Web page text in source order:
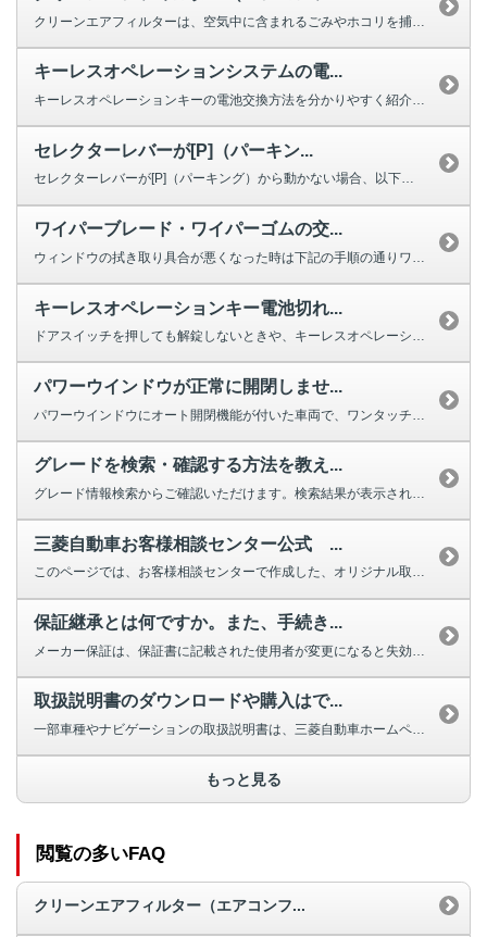
キーレスオペレーションシステムの電...
キーレスオペレーションキーの電池交換方法を分かりやすく紹介する動画をご用意...
セレクターレバーが[P]（パーキン...
セレクターレバーが[P]（パーキング）から動かない場合、以下を確認してくだ...
ワイパーブレード・ワイパーゴムの交...
ウィンドウの拭き取り具合が悪くなった時は下記の手順の通りワイパーの交換をし...
キーレスオペレーションキー電池切れ...
ドアスイッチを押しても解錠しないときや、キーレスオペレーションキーのボタン...
パワーウインドウが正常に開閉しませ...
グレードを検索・確認する方法を教え...
グレード情報検索からご確認いただけます。検索結果が表示されない場合は、お手...
三菱自動車お客様相談センター公式 ...
このページでは、お客様相談センターで作成した、オリジナル取扱説明動画を掲載...
保証継承とは何ですか。また、手続き...
取扱説明書のダウンロードや購入はで...
一部車種やナビゲーションの取扱説明書は、三菱自動車ホームページよりダウンロ...
もっと見る
閲覧の多いFAQ
クリーンエアフィルター（エアコンフ...